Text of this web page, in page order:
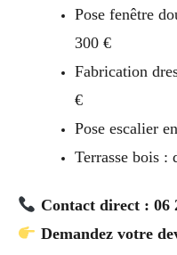
Pose fenêtre
300 €
Fabrication
€
Pose escalier
Terrasse bois :
Contact direct : 06
Demandez votre